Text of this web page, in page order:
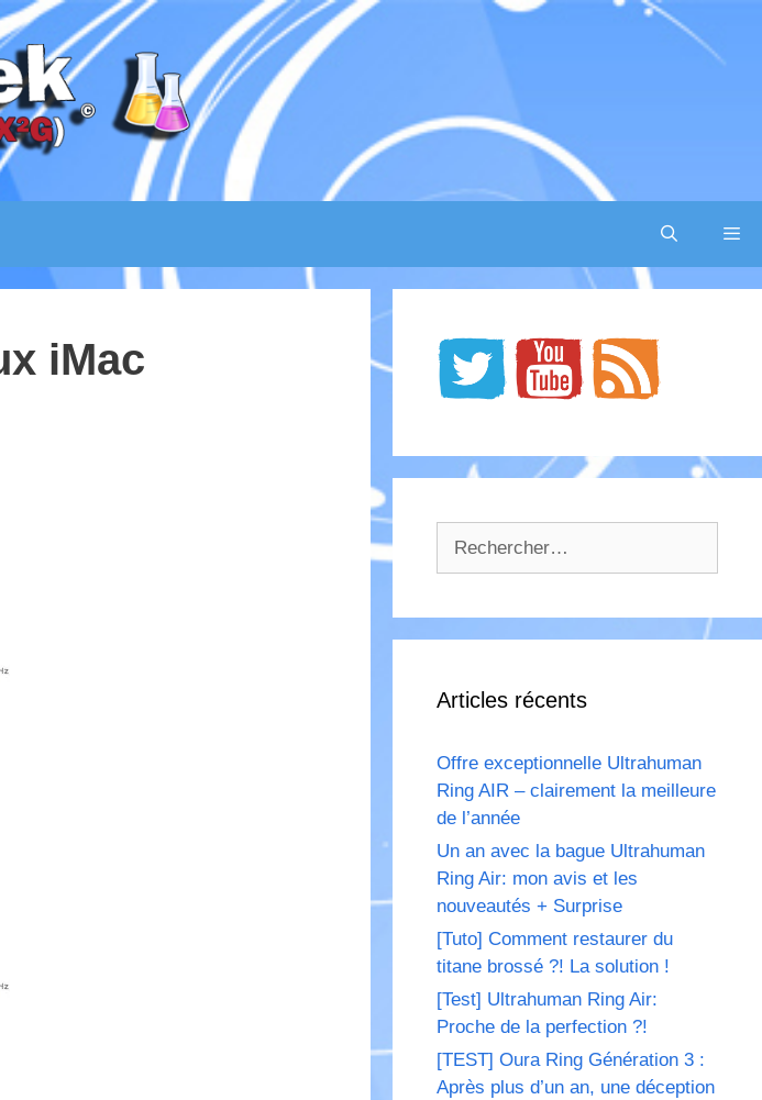
iMac
Articles récents
Offre exceptionnelle Ultrahuman
Ring AIR – clairement la meilleure
de l’année
Un an avec la bague Ultrahuman
Ring Air: mon avis et les
nouveautés + Surprise
[Tuto] Comment restaurer du
titane brossé ?! La solution !
[Test] Ultrahuman Ring Air:
Proche de la perfection ?!
[TEST] Oura Ring Génération 3 :
Après plus d’un an, une déception